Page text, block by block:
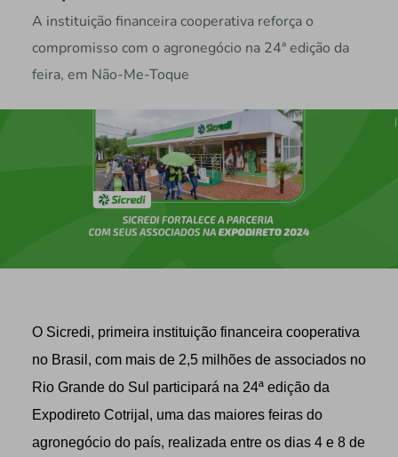
A instituição financeira cooperativa reforça o
compromisso com o agronegócio na 24ª edição da
feira, em Não-Me-Toque
O Sicredi, primeira instituição financeira cooperativa
no Brasil, com mais de 2,5 milhões de associados no
Rio Grande do Sul participará na 24ª edição da
Expodireto Cotrijal, uma das maiores feiras do
agronegócio do país, realizada entre os dias 4 e 8 de